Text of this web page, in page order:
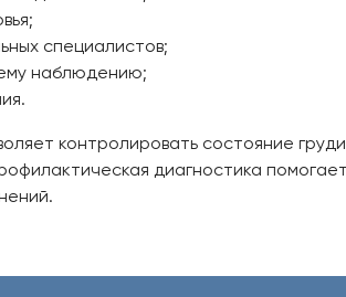
специалистов;
наблюдению;
контролировать состояние
диагностика